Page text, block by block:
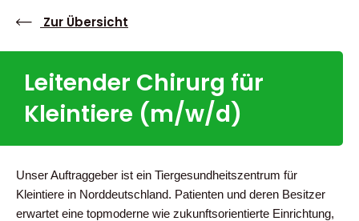
Für Mandanten
vetjobs24 CAREER CORNER
Kontakt
Zur Übersicht
Leitender Chirurg für
Kleintiere (m/w/d)
Unser Auftraggeber ist ein Tiergesundheitszentrum für
Kleintiere in Norddeutschland. Patienten und deren Besitzer
erwartet eine topmoderne wie zukunftsorientierte Einrichtung,